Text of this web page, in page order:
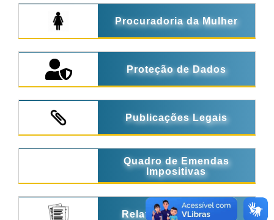
Procuradoria da Mulher
Proteção de Dados
Publicações Legais
Quadro de Emendas
Impositivas
Relatórios de Gestão